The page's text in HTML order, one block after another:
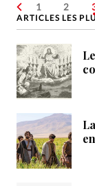
1 2
ARTICLES LES